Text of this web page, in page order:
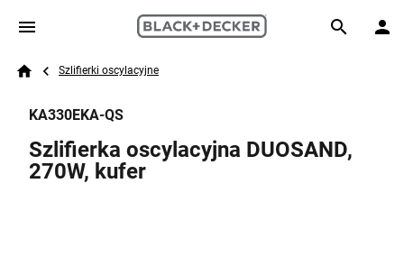
Skip to main content
Search
Breadcrumb
Szlifierki oscylacyjne
KA330EKA-QS
Szlifierka oscylacyjna DUOSAND,
270W, kufer